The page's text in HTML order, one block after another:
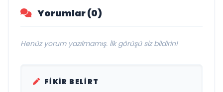
Yorumlar (0)
Henüz yorum yazılmamış. İlk görüşü siz bildirin!
FIKIR BELIRT